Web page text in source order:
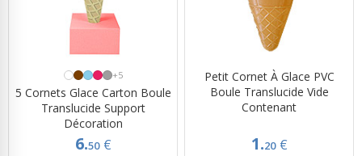
+5
5 Cornets Glace Carton Boule
Translucide Support
Décoration
6.50 €
Petit Cornet À Glace PVC
Boule Translucide Vide
Contenant
1.20 €